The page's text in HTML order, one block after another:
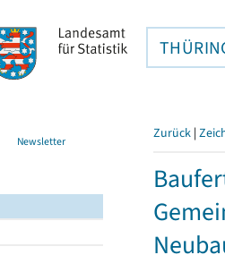
Newsletter Zurück |